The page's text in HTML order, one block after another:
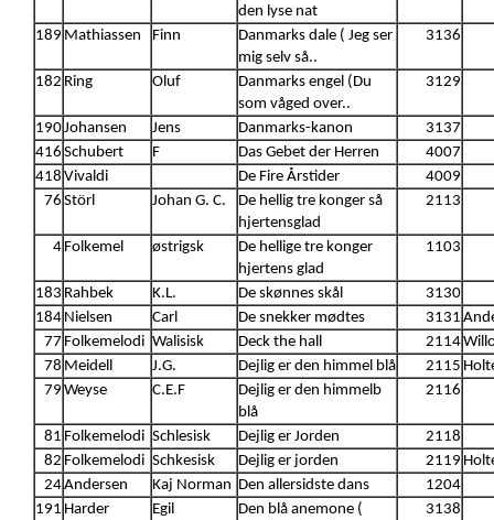
den lyse nat
189 Mathiassen Finn
Danmarks dale ( Jeg ser
mig selv så..
3136
182 Ring Oluf
Danmarks engel (Du
som våged over..
3129
190Johansen Jens Danmarks-kanon
3137
416 Schubert F Das Gebet der Herren
4007
418 Vivaldi De Fire Årstider
4009
76 Störl Johan G. C.
De hellig tre konger så
hjertensglad
2113
4 Folkemel østrigsk
De hellige tre konger
hjertens glad
1103
183 Rahbek K.L. De skønnes skål
3130
184 Nielsen Carl De snekker mødtes 3131
77 Folkemelodi Walisisk Deck the hall 2114
78 Meidell J.G. Dejlig er den himmel blå 2115
79 Weyse C.E.F
Dejlig er den himmelb
blå
2116
81 Folkemelodi Schlesisk Dejlig er Jorden
2118
82 Folkemelodi Schkesisk Dejlig er jorden 2119
24Andersen Kaj Norman Den allersidste dans
1204
191 Harder Egil
Den blå anemone (
3138